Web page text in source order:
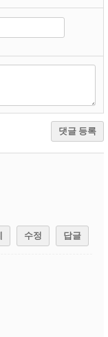
댓글 등록
수정 답글